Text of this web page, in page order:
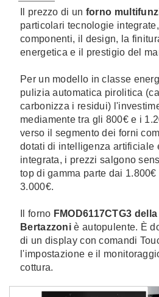
Il prezzo di un forno
particolari tecnologie
componenti, il design, la
energetica e il prestigio del
Per un modello in classe
pulizia automatica pirolitica
carbonizza i residui)
mediamente tra gli 800€ e i
verso il segmento dei forni
dotati di intelligenza artificiale
integrata, i prezzi salgono
top di gamma parte dai
3.000€.
Il forno FMOD6117CTG3
Bertazzoni è autopulente. È
di un display con comandi
l'impostazione e il
cottura.